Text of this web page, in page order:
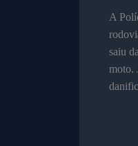
A
saiu
moto.